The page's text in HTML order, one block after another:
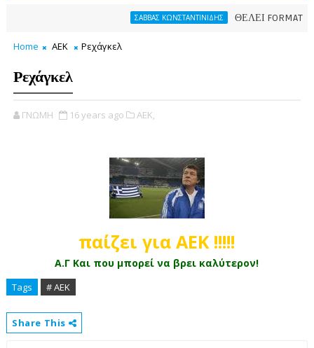
ΣΑΒΒΑΣ ΚΩΝΣΤΑΝΤΙΝΙΔΗΣ ΘΕΛΕΙ FORMAT O ΑΡΗΣ
Home ΑΕΚ Ρεχάγκελ
Ρεχάγκελ
ΓΝΩΜΗ 16 years ago ΑΕΚ,
παίζει για ΑΕΚ !!!!!
Α.Γ Και που μπορεί να βρει καλύτερον!
Tags # ΑΕΚ
Share This